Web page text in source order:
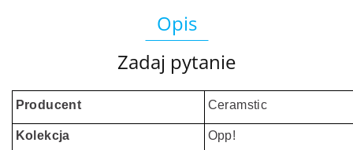
Opis
Zadaj pytanie
Producent Ceramstic
Kolekcja Opp!